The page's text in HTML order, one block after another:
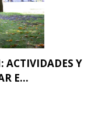
ACTIVIDADES Y
E...